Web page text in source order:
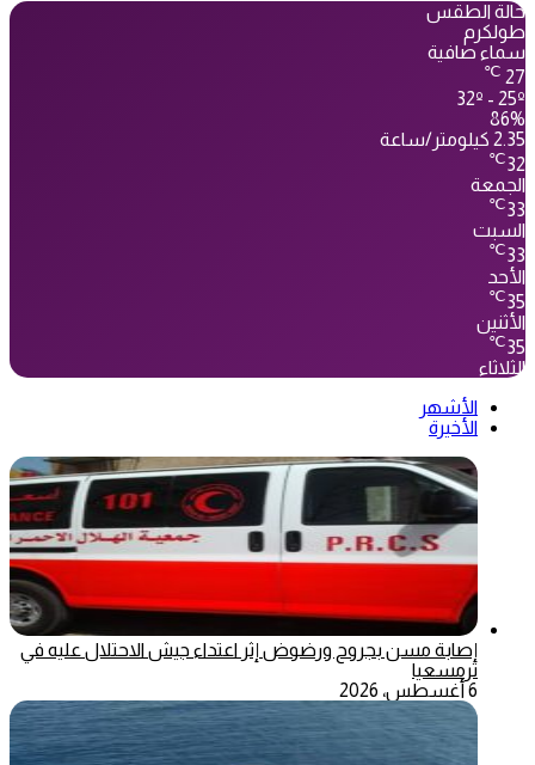
حالة الطقس
طولكرم
سماء صافية
27
℃
32º - 25º
86%
2.35 كيلومتر/ساعة
32
℃
الجمعة
33
℃
السبت
33
℃
الأحد
35
℃
الأثنين
35
℃
الثلاثاء
الأشهر
الأخيرة
إصابة مسن بجروح ورضوض إثر اعتداء جيش الاحتلال عليه في
ترمسعيا
6 أغسطس، 2026